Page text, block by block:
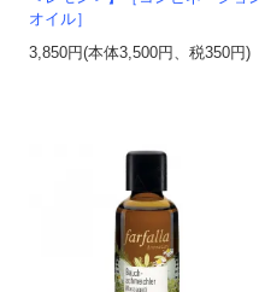
オイル］
3,850円(本体3,500円、税350円)